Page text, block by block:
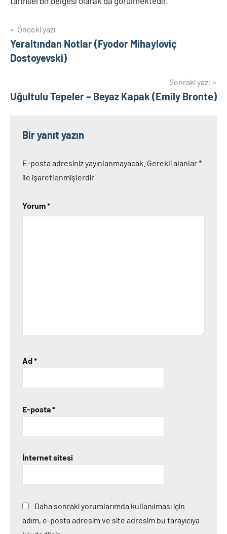
Yazı
gezinmesi
Önceki yazı
Yeraltından Notlar (Fyodor Mihayloviç
Dostoyevski)
Sonraki yazı
Uğultulu Tepeler – Beyaz Kapak (Emily Bronte)
Bir yanıt yazın
E-posta adresiniz yayınlanmayacak. Gerekli alanlar*
ile işaretlenmişlerdir
Yorum*
Ad*
E-posta*
İnternet sitesi
Daha sonraki yorumlarımda kullanılması için
adım, e-posta adresim ve site adresim bu tarayıcıya